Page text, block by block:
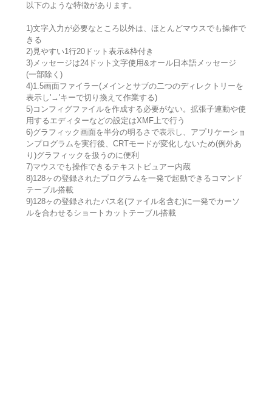
以下のような特徴があります。
1)文字入力が必要なところ以外は、ほとんどマウスでも操作で
きる
2)見やすい1行20ドット表示&枠付き
3)メッセージは24ドット文字使用&オール日本語メッセージ
(一部除く)
4)1.5画面ファイラー(メインとサブの二つのディレクトリーを
表示し'→'キーで切り換えて作業する)
5)コンフィグファイルを作成する必要がない。拡張子連動や使
用するエディターなどの設定はXMF上で行う
6)グラフィック画面を半分の明るさで表示し、アプリケーショ
ンプログラムを実行後、CRTモードが変化しないため(例外あ
り)グラフィックを扱うのに便利
7)マウスでも操作できるテキストビュアー内蔵
8)128ヶの登録されたプログラムを一発で起動できるコマンド
テーブル搭載
9)128ヶの登録されたパス名(ファイル名含む)に一発でカーソ
ルを合わせるショートカットテーブル搭載